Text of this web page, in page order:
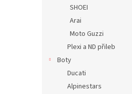
SHOEI
Arai
Moto Guzzi
Plexi a ND přileb
Boty
Ducati
Alpinestars